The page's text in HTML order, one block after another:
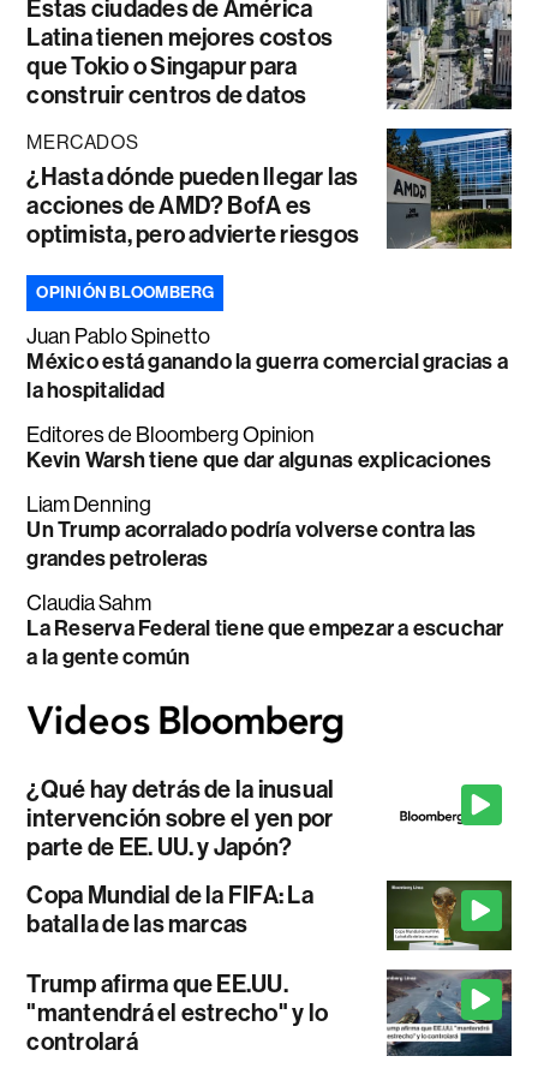
Estas ciudades de América
Latina tienen mejores costos
que Tokio o Singapur para
construir centros de datos
MERCADOS
¿Hasta dónde pueden llegar las
acciones de AMD? BofA es
optimista, pero advierte riesgos
OPINIÓN BLOOMBERG
Juan Pablo Spinetto
México está ganando la guerra comercial gracias a
la hospitalidad
Editores de Bloomberg Opinion
Kevin Warsh tiene que dar algunas explicaciones
Liam Denning
Un Trump acorralado podría volverse contra las
grandes petroleras
Claudia Sahm
La Reserva Federal tiene que empezar a escuchar
a la gente común
¿Qué hay detrás de la inusual
intervención sobre el yen por
parte de EE. UU. y Japón?
Copa Mundial de la FIFA: La
batalla de las marcas
Trump afirma que EE.UU.
"mantendrá el estrecho" y lo
controlará